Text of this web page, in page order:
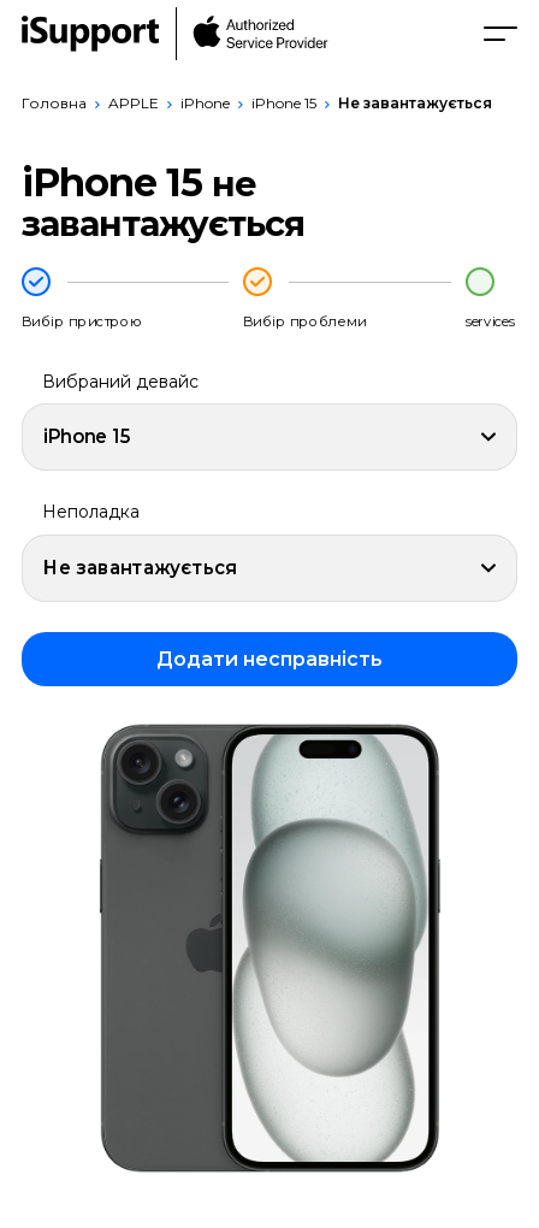
Головна APPLE iPhone iPhone 15 Не завантажується
iPhone 15 не
завантажується
Вибір пристрою Вибір проблеми services
Вибраний девайс
iPhone 15
Неполадка
Не завантажується
Додати несправність